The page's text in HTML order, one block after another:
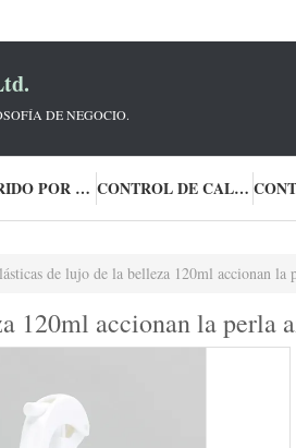
DE NEGOCIO.
RECORRIDO POR LA FÁBRICA CONTROL DE CALIDAD
de lujo de la belleza 120ml accionan la
120ml accionan la perla